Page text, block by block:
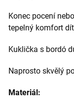
Konec pocení
tepelný komfort
Kuklička s bordó
Naprosto skvělý
Materiál: